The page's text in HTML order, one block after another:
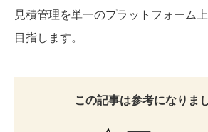
見積管理を単一のプラットフォーム
目指します。
この記事は参考になりま